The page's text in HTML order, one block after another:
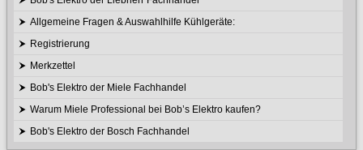
Allgemeine Fragen & Auswahlhilfe Kühlgeräte:
Registrierung
Merkzettel
Bob's Elektro der Miele Fachhandel
Warum Miele Professional bei Bob’s Elektro kaufen?
Bob's Elektro der Bosch Fachhandel